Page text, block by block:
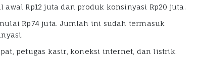
Rp12 juta dan produk konsinyasi Rp20 juta.
Rp74 juta. Jumlah ini sudah termasuk
petugas kasir, koneksi internet, dan listrik.